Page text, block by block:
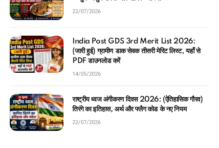
22/07/2026
India Post GDS 3rd Merit List 2026:
(जारी हुई) ग्रामीण डाक सेवक तीसरी मेरिट लिस्ट, यहाँ से
PDF डाउनलोड करें
14/05/2026
राष्ट्रीय ध्वज अंगीकरण दिवस 2026: (ऐतिहासिक गौरव)
तिरंगे का इतिहास, अर्थ और फ्लैग कोड के नए नियम
22/07/2026